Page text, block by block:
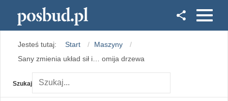
Instagram
Jesteś tutaj: Start
Maszyny
Sany zmienia układ sił i… omija drzewa
Szukaj